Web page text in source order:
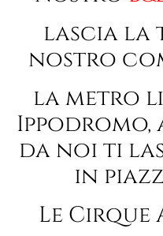
lascia la
nostro
la metro
Ippodromo,
da noi ti
in
Le